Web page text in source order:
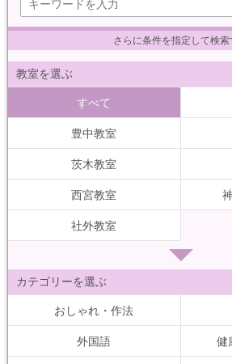
さらに条件を指定して検索
教室を選ぶ
すべて
豊中教室
茨木教室
西宮教室
社外教室
カテゴリーを選ぶ
おしゃれ・作法
外国語 健